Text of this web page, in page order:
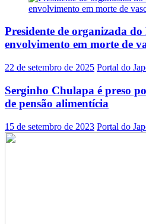
Presidente de organizada
envolvimento em morte de
22 de setembro de 2025 Portal do
Serginho Chulapa é preso
de pensão alimentícia
15 de setembro de 2023 Portal do